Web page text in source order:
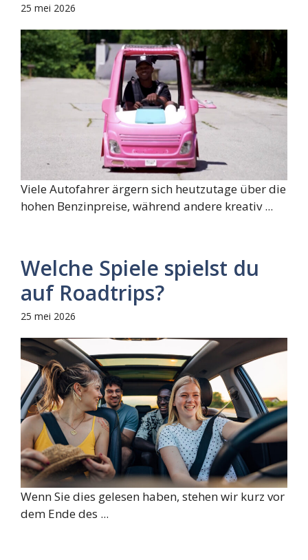
25 mei 2026
Viele Autofahrer ärgern sich heutzutage über die
hohen Benzinpreise, während andere kreativ ...
Welche Spiele spielst du
auf Roadtrips?
25 mei 2026
Wenn Sie dies gelesen haben, stehen wir kurz vor
dem Ende des ...